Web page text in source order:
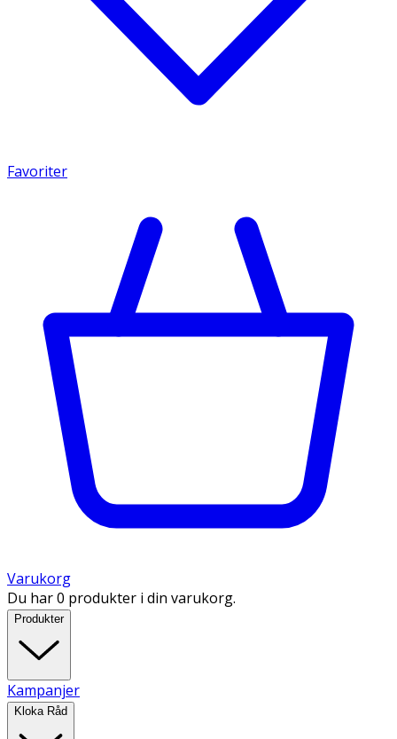
Favoriter
Varukorg
Du har 0 produkter i din varukorg.
Produkter
Kampanjer
Kloka Råd